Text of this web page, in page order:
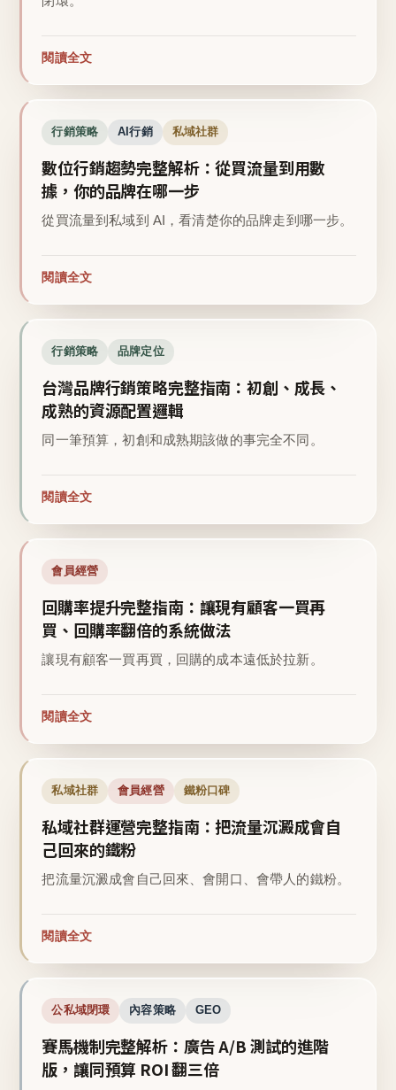
閱讀全文
行銷策略 AI行銷 私域社群
數位行銷趨勢完整解析：從買流量到用數
據，你的品牌在哪一步
從買流量到私域到 AI，看清楚你的品牌走到哪一步。
閱讀全文
行銷策略 品牌定位
台灣品牌行銷策略完整指南：初創、成長、
成熟的資源配置邏輯
同一筆預算，初創和成熟期該做的事完全不同。
閱讀全文
會員經營
回購率提升完整指南：讓現有顧客一買再
買、回購率翻倍的系統做法
讓現有顧客一買再買，回購的成本遠低於拉新。
閱讀全文
私域社群 會員經營 鐵粉口碑
私域社群運營完整指南：把流量沉澱成會自
己回來的鐵粉
把流量沉澱成會自己回來、會開口、會帶人的鐵粉。
閱讀全文
公私域閉環 內容策略 GEO
賽馬機制完整解析：廣告 A/B 測試的進階
版，讓同預算 ROI 翻三倍